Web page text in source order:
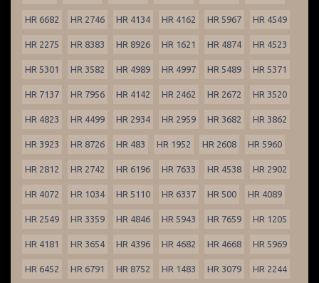
HR 6682 HR 2746 HR 4134 HR 4162 HR 5967 HR 4549
HR 2275 HR 8383 HR 8926 HR 1621 HR 4874 HR 4523
HR 5301 HR 3582 HR 4989 HR 4997 HR 5489 HR 5371
HR 7137 HR 7956 HR 4142 HR 2462 HR 2672 HR 3520
HR 4823 HR 4499 HR 2934 HR 2959 HR 3682 HR 3862
HR 3923 HR 8726 HR 483 HR 1952 HR 2608 HR 5960
HR 2812 HR 2742 HR 6196 HR 7633 HR 4538 HR 2902
HR 4072 HR 1034 HR 5110 HR 6337 HR 500 HR 4089
HR 2549 HR 3359 HR 4846 HR 5943 HR 7659 HR 1205
HR 4181 HR 3654 HR 4396 HR 4682 HR 4668 HR 5969
HR 6452 HR 6791 HR 8752 HR 1483 HR 3079 HR 2244